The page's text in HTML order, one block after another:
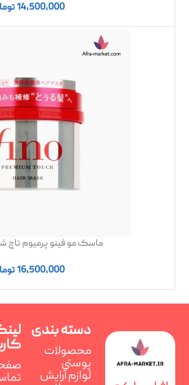
14,500,000
ماسک مو فینو پرمیوم تاچ
16,500,000
دسته بندی
محصولات
پوستی
لوازم آرایش